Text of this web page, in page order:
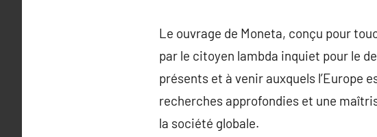
Le ouvrage de Moneta, conçu pour
par le citoyen lambda inquiet pour le
présents et à venir auxquels l’Europe
recherches approfondies et une
la société globale.